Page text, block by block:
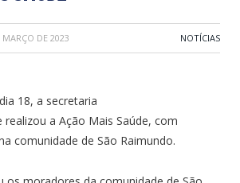
MARÇO DE 2023 NOTÍCIAS
18, a secretaria
realizou a Ação Mais Saúde, com
comunidade de São Raimundo.